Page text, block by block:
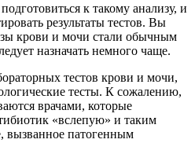
к такому анализу, и
результаты тестов. Вы
крови и мочи стали обычным
назначать немного чаще.
тестов крови и мочи,
тесты. К сожалению,
врачами, которые
«вслепую» и таким
вызванное патогенным